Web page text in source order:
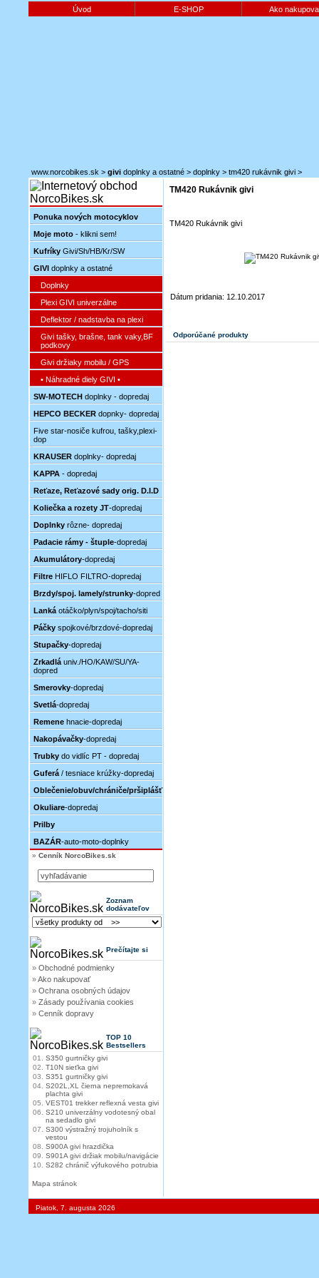
Úvod E-SHOP Ako
www.norcobikes.sk > givi doplnky a ostatné > doplnky > tm420 rukávnik givi >
Ponuka nových motocyklov
Moje moto - klikni sem!
Kufríky Givi/Sh/HB/Kr/SW
GIVI doplnky a ostatné
Doplnky
Plexi GIVI univerzálne
Deflektor / nadstavba na plexi
Givi tašky, brašne, tank vaky,BF
podkovy
Givi držiaky mobilu / GPS
• Náhradné diely GIVI •
SW-MOTECH doplnky - dopredaj
HEPCO BECKER dopnky- dopredaj
Five star-nosiče kufrou, tašky,plexi-
dop
KRAUSER doplnky- dopredaj
KAPPA - dopredaj
Reťaze, Reťazové sady orig. D.I.D
Koliečka a rozety JT-dopredaj
Doplnky rôzne- dopredaj
Padacie rámy - štuple-dopredaj
Akumulátory-dopredaj
Filtre HIFLO FILTRO-dopredaj
Brzdy/spoj. lamely/strunky-dopred
Lanká otáčko/plyn/spoj/tacho/siti
Páčky spojkové/brzdové-dopredaj
Stupačky-dopredaj
Zrkadlá univ./HO/KAW/SU/YA-
dopred
Smerovky-dopredaj
Svetlá-dopredaj
Remene hnacie-dopredaj
Nakopávačky-dopredaj
Trubky do vidlíc PT - dopredaj
Guferá / tesniace krúžky-dopredaj
Oblečenie/obuv/chrániče/pršiplášť
Okuliare-dopredaj
Prilby
BAZÁR-auto-moto-doplnky
» Cenník NorcoBikes.sk
Zoznam
dodávateľov
Prečítajte si
» Obchodné podmienky
»Ako nakupovať
» Ochrana osobných údajov
» Zásady používania cookies
» Cenník dopravy
TOP 10
Bestsellers
01.
S350 gurtničky givi
02.
T10N sieťka givi
03.
S351 gurtničky givi
04. S202L,XL čierna nepremokavá
plachta givi
05.
VEST01 trekker reflexná vesta givi
06.
S210 univerzálny vodotesný obal
na sedadlo givi
07.
S300 výstražný trojuholník s
vestou
08.
S900A givi hrazdička
09.
S901A givi držiak mobilu/navigácie
10.
S282 chránič výfukového potrubia
Mapa stránok
TM420 Rukávnik givi
TM420 Rukávnik givi
Dátum pridania: 12.10.2017
Odporúčané produkty
Piatok, 7. augusta 2026